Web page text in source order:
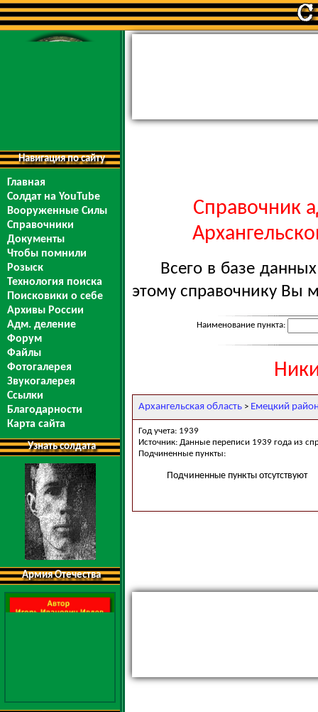
Навигация по сайту
Главная
Солдат на YouTube
Вооруженные Силы
Справочники
Документы
Чтобы помнили
Розыск
Технология поиска
Поисковики о себе
Архивы России
Адм. деление
Форум
Файлы
Фотогалерея
Звукогалерея
Ссылки
Благодарности
Карта сайта
Узнать солдата
Армия Отечества
Справочник
Всего в базе
этому справочнику Вы
Наименование пункта:
Архангельская область > Емецкий
Год учета: 1939
Источник: Данные переписи 1939 года из
Подчиненные пункты:
Подчиненные пункты отсутствуют